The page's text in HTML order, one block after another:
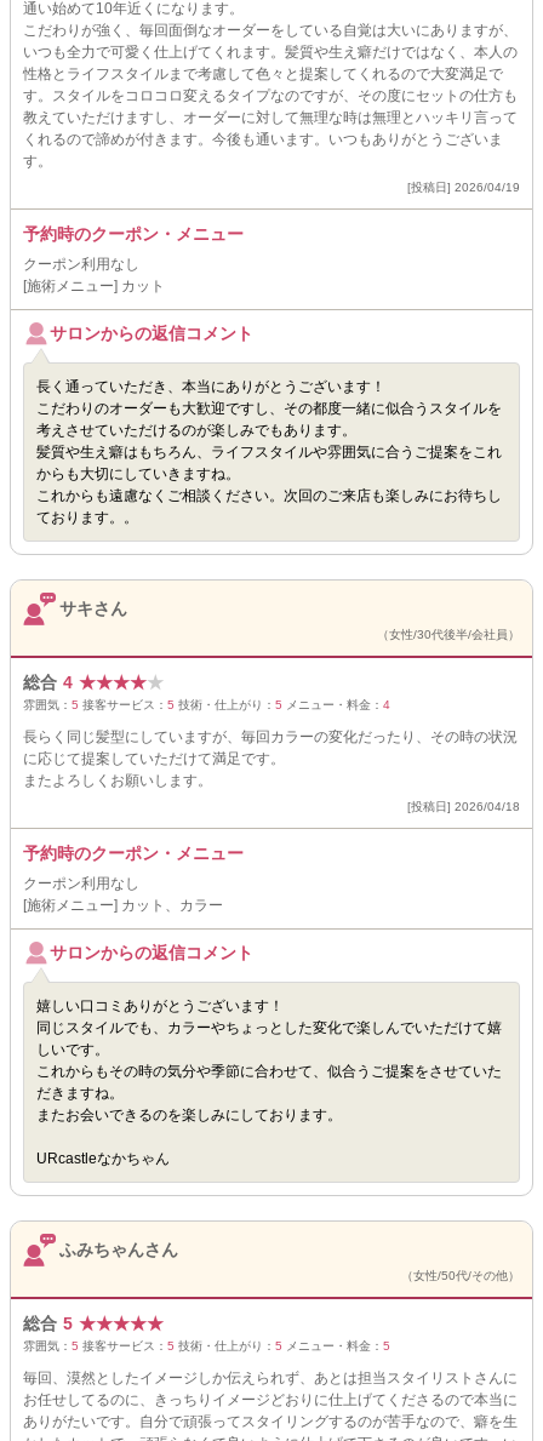
通い始めて10年近くになります。
こだわりが強く、毎回面倒なオーダーをしている自覚は大いにありますが、
いつも全力で可愛く仕上げてくれます。髪質や生え癖だけではなく、本人の
性格とライフスタイルまで考慮して色々と提案してくれるので大変満足で
す。スタイルをコロコロ変えるタイプなのですが、その度にセットの仕方も
教えていただけますし、オーダーに対して無理な時は無理とハッキリ言って
くれるので諦めが付きます。今後も通います。いつもありがとうございま
す。
[投稿日] 2026/04/19
予約時のクーポン・メニュー
クーポン利用なし
[施術メニュー] カット
サロンからの返信コメント
長く通っていただき、本当にありがとうございます！
こだわりのオーダーも大歓迎ですし、その都度一緒に似合うスタイルを
考えさせていただけるのが楽しみでもあります。
髪質や生え癖はもちろん、ライフスタイルや雰囲気に合うご提案をこれ
からも大切にしていきますね。
これからも遠慮なくご相談ください。次回のご来店も楽しみにお待ちし
ております。。
サキさん
（女性/30代後半/会社員）
総合 4 ★★★★★
雰囲気： 5 接客サービス： 5 技術・仕上がり： 5 メニュー・料金： 4
長らく同じ髪型にしていますが、毎回カラーの変化だったり、その時の状況
に応じて提案していただけて満足です。
またよろしくお願いします。
[投稿日] 2026/04/18
予約時のクーポン・メニュー
クーポン利用なし
[施術メニュー] カット、カラー
サロンからの返信コメント
嬉しい口コミありがとうございます！
同じスタイルでも、カラーやちょっとした変化で楽しんでいただけて嬉
しいです。
これからもその時の気分や季節に合わせて、似合うご提案をさせていた
だきますね。
またお会いできるのを楽しみにしております。
URcastleなかちゃん
ふみちゃんさん
（女性/50代/その他）
総合 5 ★★★★★
雰囲気： 5 接客サービス： 5 技術・仕上がり： 5 メニュー・料金： 5
毎回、漠然としたイメージしか伝えられず、あとは担当スタイリストさんに
お任せしてるのに、きっちりイメージどおりに仕上げてくださるので本当に
ありがたいです。自分で頑張ってスタイリングするのが苦手なので、癖を生